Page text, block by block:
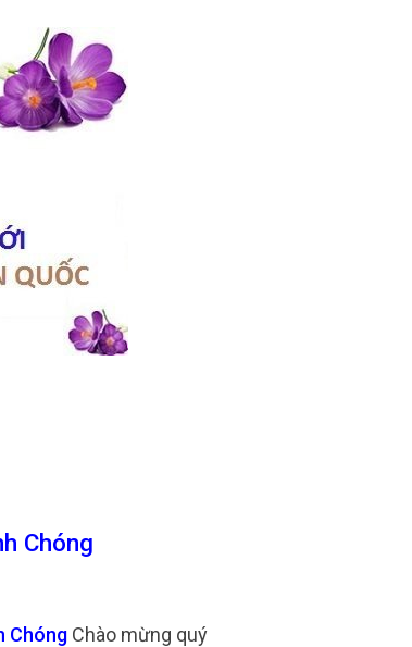
Chóng
Chóng Chào mừng quý